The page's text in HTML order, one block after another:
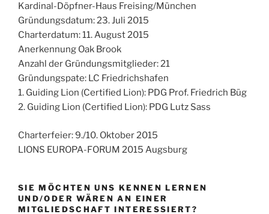
Kardinal-Döpfner-Haus Freising/München
Gründungsdatum: 23. Juli 2015
Charterdatum: 11. August 2015
Anerkennung Oak Brook
Anzahl der Gründungsmitglieder: 21
Gründungspate: LC Friedrichshafen
1. Guiding Lion (Certified Lion): PDG Prof. Friedrich Büg
2. Guiding Lion (Certified Lion): PDG Lutz Sass
Charterfeier: 9./10. Oktober 2015
LIONS EUROPA-FORUM 2015 Augsburg
SIE MÖCHTEN UNS KENNEN LERNEN
UND/ODER WÄREN AN EINER
MITGLIEDSCHAFT INTERESSIERT?